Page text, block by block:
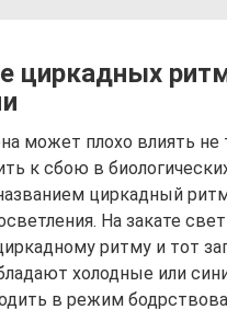
циркадных
может плохо влиять
к сбою в
циркадный
На закате
ритму и тот
холодные или
в режим